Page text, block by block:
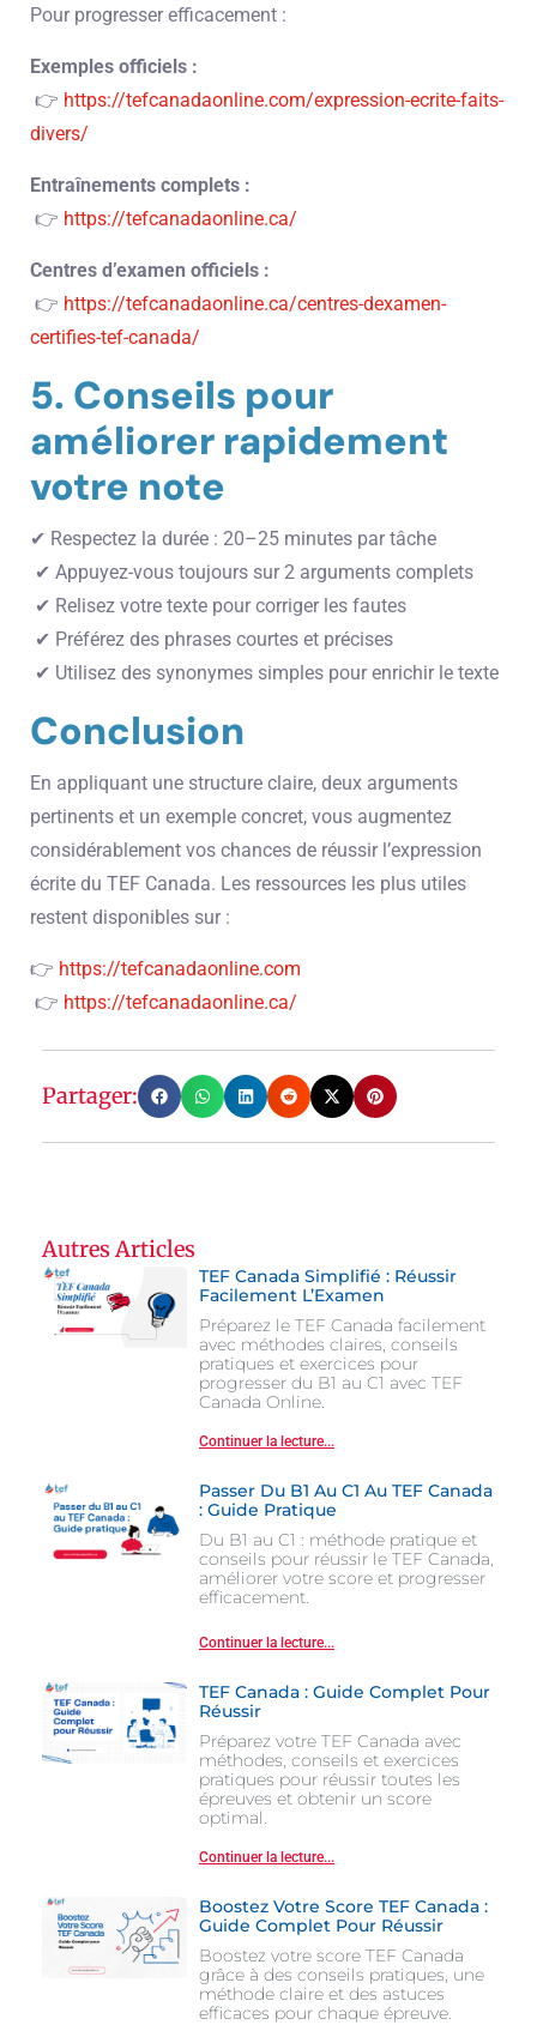
Pour progresser efficacement :
Exemples officiels :
👉 https://tefcanadaonline.com/expression-ecrite-faits-
divers/
Entraînements complets :
👉 https://tefcanadaonline.ca/
Centres d’examen officiels :
👉 https://tefcanadaonline.ca/centres-dexamen-
certifies-tef-canada/
5. Conseils pour
améliorer rapidement
votre note
✔ Respectez la durée : 20–25 minutes par tâche
✔ Appuyez-vous toujours sur 2 arguments complets
✔ Relisez votre texte pour corriger les fautes
✔ Préférez des phrases courtes et précises
✔ Utilisez des synonymes simples pour enrichir le texte
Conclusion
En appliquant une structure claire, deux arguments
pertinents et un exemple concret, vous augmentez
considérablement vos chances de réussir l’expression
écrite du TEF Canada. Les ressources les plus utiles
restent disponibles sur :
👉 https://tefcanadaonline.com
👉 https://tefcanadaonline.ca/
Partager:
Autres Articles
TEF Canada Simplifié : Réussir
Facilement L’Examen
Préparez le TEF Canada facilement
avec méthodes claires, conseils
pratiques et exercices pour
progresser du B1 au C1 avec TEF
Canada Online.
Continuer la lecture...
Passer Du B1 Au C1 Au TEF Canada
: Guide Pratique
Du B1 au C1 : méthode pratique et
conseils pour réussir le TEF Canada,
améliorer votre score et progresser
efficacement.
Continuer la lecture...
TEF Canada : Guide Complet Pour
Réussir
Préparez votre TEF Canada avec
méthodes, conseils et exercices
pratiques pour réussir toutes les
épreuves et obtenir un score
optimal.
Continuer la lecture...
Boostez Votre Score TEF Canada :
Guide Complet Pour Réussir
Boostez votre score TEF Canada
grâce à des conseils pratiques, une
méthode claire et des astuces
efficaces pour chaque épreuve.